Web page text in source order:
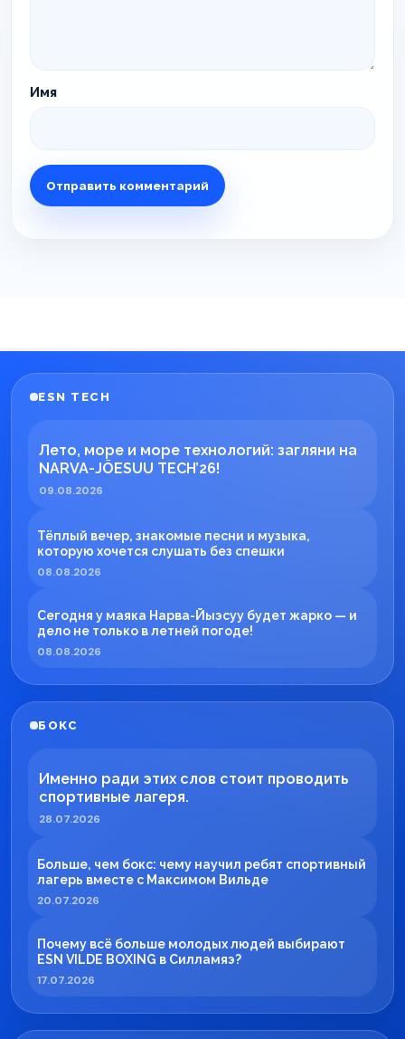
Имя
ESN TECH
Лето, море и море технологий: загляни на
NARVA-JÕESUU TECH’26!
09.08.2026
Тёплый вечер, знакомые песни и музыка,
которую хочется слушать без спешки
08.08.2026
Сегодня у маяка Нарва-Йыэсуу будет жарко — и
дело не только в летней погоде!
08.08.2026
БОКС
Именно ради этих слов стоит проводить
спортивные лагеря.
28.07.2026
Больше, чем бокс: чему научил ребят спортивный
лагерь вместе с Максимом Вильде
20.07.2026
Почему всё больше молодых людей выбирают
ESN VILDE BOXING в Силламяэ?
17.07.2026